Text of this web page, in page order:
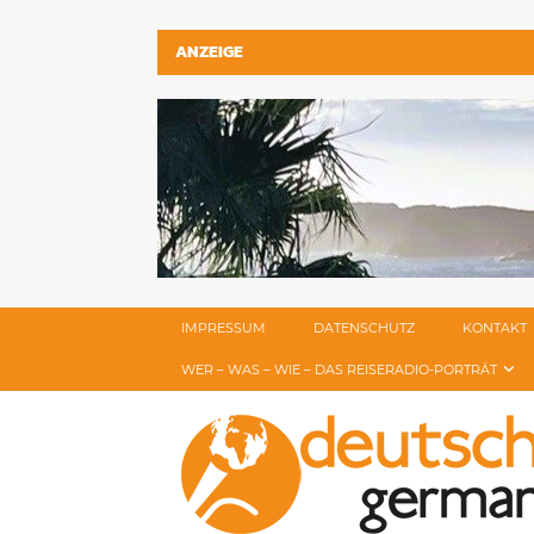
ANZEIGE
IMPRESSUM DATENSCHUTZ KONTAKT
WER – WAS – WIE – DAS REISERADIO-PORTRÄT